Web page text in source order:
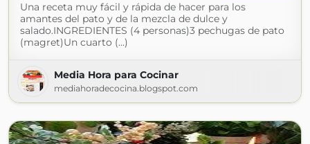
Una receta muy fácil y rápida de hacer para los
amantes del pato y de la mezcla de dulce y
salado.INGREDIENTES (4 personas)3 pechugas de pato
(magret)Un cuarto (...)
Media Hora para Cocinar
mediahoradecocina.blogspot.com